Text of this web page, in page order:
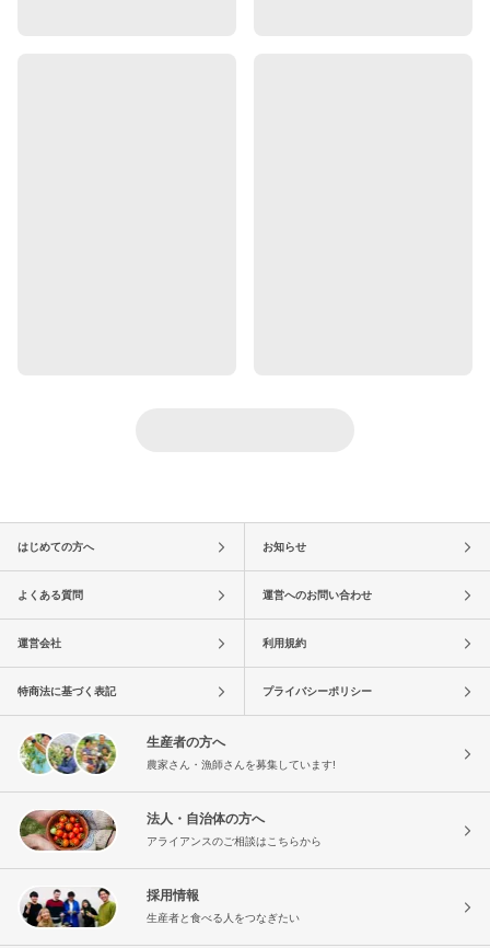
はじめての方へ お知らせ
よくある質問 運営へのお問い合わせ
運営会社 利用規約
特商法に基づく表記 プライバシーポリシー
生産者の方へ
農家さん・漁師さんを募集しています!
法人・自治体の方へ
アライアンスのご相談はこちらから
採用情報
生産者と食べる人をつなぎたい